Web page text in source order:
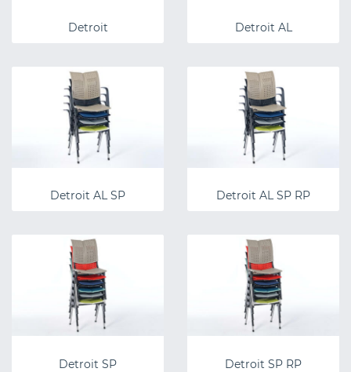
Detroit Detroit AL
Detroit AL SP Detroit AL SP RP
Detroit SP Detroit SP RP